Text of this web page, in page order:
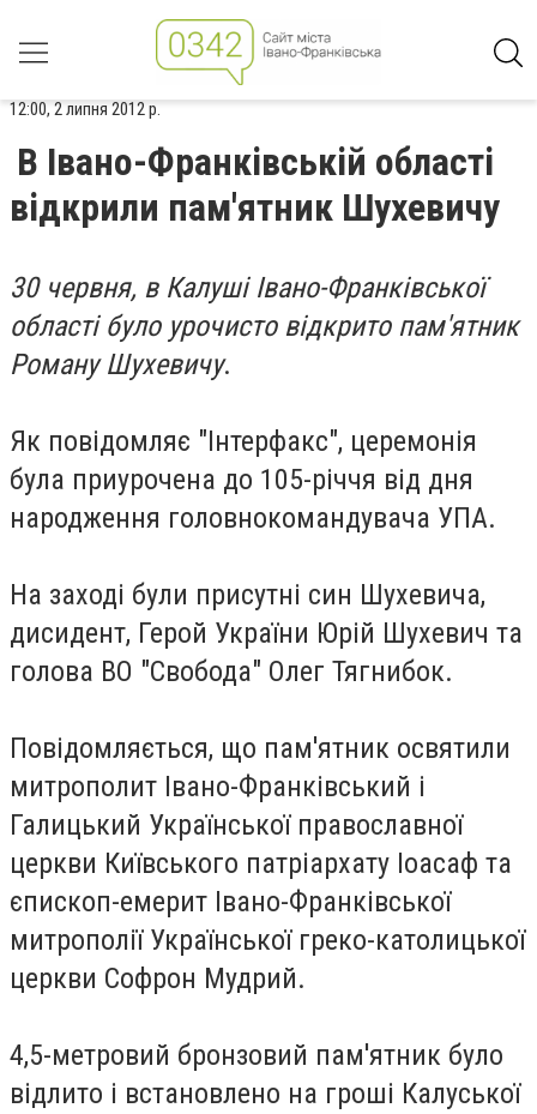
12:00, 2 липня 2012 р.
В Івано-Франківській області
відкрили пам'ятник Шухевичу
30 червня, в Калуші Івано-Франківської
області було урочисто відкрито пам'ятник
Роману Шухевичу.
Як повідомляє "Інтерфакс", церемонія
була приурочена до 105-річчя від дня
народження головнокомандувача УПА.
На заході були присутні син Шухевича,
дисидент, Герой України Юрій Шухевич та
голова ВО "Свобода" Олег Тягнибок.
Повідомляється, що пам'ятник освятили
митрополит Івано-Франківський і
Галицький Української православної
церкви Київського патріархату Іоасаф та
єпископ-емерит Івано-Франківської
митрополії Української греко-католицької
церкви Софрон Мудрий.
4,5-метровий бронзовий пам'ятник було
відлито і встановлено на гроші Калуської